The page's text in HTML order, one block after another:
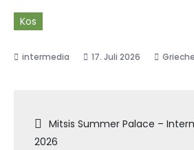
Kos
17. Juli 2026
Mitsis Summer Palace –
2026